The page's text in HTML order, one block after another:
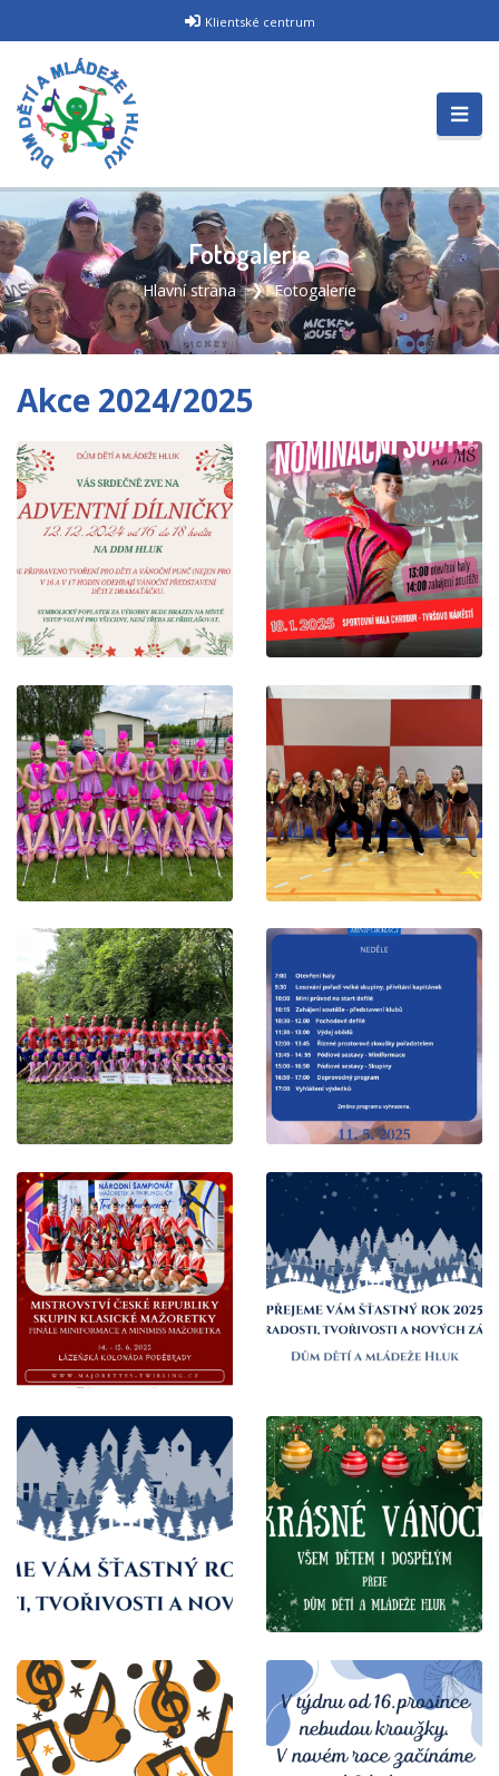
Klientské centrum
Fotogalerie
Hlavní strana Fotogalerie
Akce 2024/2025